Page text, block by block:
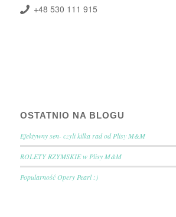
+48 530 111 915
OSTATNIO NA BLOGU
Efektywny sen- czyli kilka rad od Plisy M&M
ROLETY RZYMSKIE w Plisy M&M
Popularność Opery Pearl :)